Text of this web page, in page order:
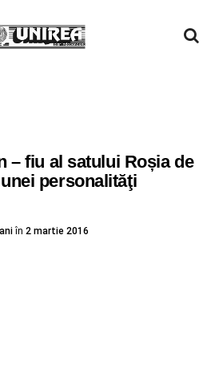
– fiu al satului Roșia de
personalităţi
în 2 martie 2016